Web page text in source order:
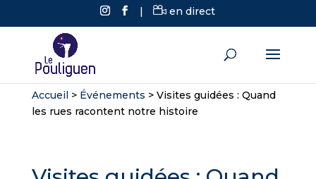
| en direct
Accueil> Événements > Visites guidées : Quand
les rues racontent notre histoire